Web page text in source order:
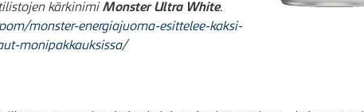
kärkinimi Monster Ultra White.
monster-energiajuoma-esittelee-kaksi-
monipakkauksissa/